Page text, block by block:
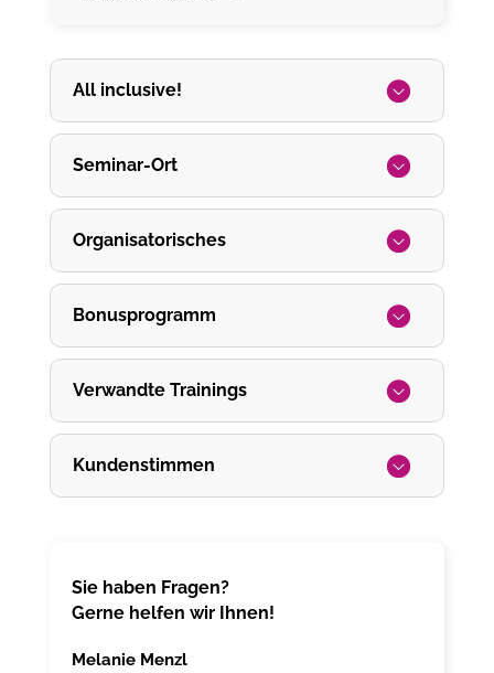
All inclusive!
Seminar-Ort
Organisatorisches
Bonusprogramm
Verwandte Trainings
Kundenstimmen
Sie haben Fragen?
Gerne helfen wir Ihnen!
Melanie Menzl